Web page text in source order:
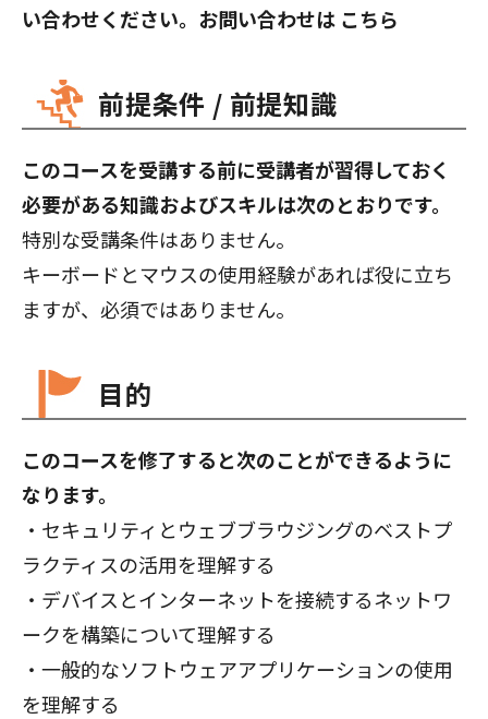
い合わせください。お問い合わせは こちら
前提条件 / 前提知識
このコースを受講する前に受講者が習得しておく
必要がある知識およびスキルは次のとおりです。
特別な受講条件はありません。
キーボードとマウスの使用経験があれば役に立ち
ますが、必須ではありません。
目的
このコースを修了すると次のことができるように
なります。
・セキュリティとウェブブラウジングのベストプ
ラクティスの活用を理解する
・デバイスとインターネットを接続するネットワ
ークを構築について理解する
・一般的なソフトウェアアプリケーションの使用
を理解する